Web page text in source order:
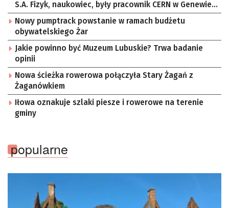
S.A. Fizyk, naukowiec, były pracownik CERN w Genewie,
przedsiębiorca i nauczyciel akademicki, doktor
habilitowany nauk fizycznych, koordynator Rady
Sektorowej ds. Kompetencji Przemysłu Lotniczo-
Kosmicznego oraz członek Komitetu Badań
Kosmicznych i Satelitarnych PAN.
Nowy pumptrack powstanie w ramach budżetu
obywatelskiego Żar
Jakie powinno być Muzeum Lubuskie? Trwa badanie
opinii
Nowa ścieżka rowerowa połączyła Stary Żagań z
Żaganówkiem
Iłowa oznakuje szlaki piesze i rowerowe na terenie
gminy
popularne